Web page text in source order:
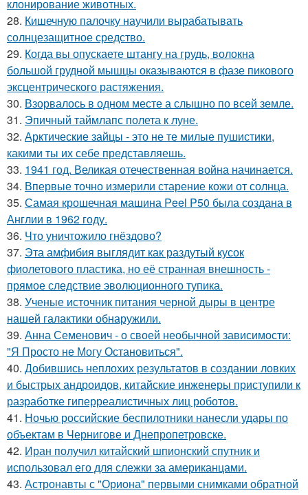
клонирование животных.
28. Кишечную палочку научили вырабатывать
солнцезащитное средство.
29. Когда вы опускаете штангу на грудь, волокна
большой грудной мышцы оказываются в фазе пикового
эксцентрического растяжения.
30. Взорвалось в одном месте а слышно по всей земле.
31. Эпичный таймлапс полета к луне.
32. Арктические зайцы - это не те милые пушистики,
какими ты их себе представляешь.
33. 1941 год. Великая отечественная война начинается.
34. Впервые точно измерили старение кожи от солнца.
35. Самая крошечная машина Peel P50 была создана в
Англии в 1962 году.
36. Что уничтожило гнёздово?
37. Эта амфибия выглядит как раздутый кусок
фиолетового пластика, но её странная внешность -
прямое следствие эволюционного тупика.
38. Ученые источник питания черной дыры в центре
нашей галактики обнаружили.
39. Анна Семенович - о своей необычной зависимости:
"Я Просто не Могу Остановиться".
40. Добившись неплохих результатов в создании ловких
и быстрых андроидов, китайские инженеры приступили к
разработке гиперреалистичных лиц роботов.
41. Ночью российские беспилотники нанесли удары по
объектам в Чернигове и Днепропетровске.
42. Иран получил китайский шпионский спутник и
использовал его для слежки за американцами.
43. Астронавты с "Ориона" первыми снимками обратной